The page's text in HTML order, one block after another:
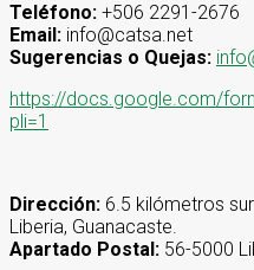
Teléfono: +506 2291-2676
Email: info@catsa.net
Sugerencias o Quejas:
https://docs.google.com/
pli=1
Dirección: 6.5 kilómetros
Liberia, Guanacaste.
Apartado Postal: 56-5000